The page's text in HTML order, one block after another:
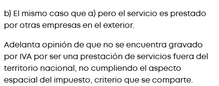
b) El mismo caso que a) pero el servicio es prestado
por otras empresas en el exterior.
Adelanta opinión de que no se encuentra gravado
por IVA por ser una prestación de servicios fuera del
territorio nacional, no cumpliendo el aspecto
espacial del impuesto, criterio que se comparte.